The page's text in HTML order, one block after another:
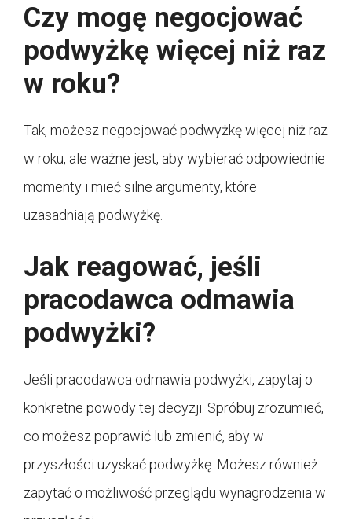
Czy mogę negocjować
podwyżkę więcej niż raz
w roku?
Tak, możesz negocjować podwyżkę więcej niż raz
w roku, ale ważne jest, aby wybierać odpowiednie
momenty i mieć silne argumenty, które
uzasadniają podwyżkę.
Jak reagować, jeśli
pracodawca odmawia
podwyżki?
Jeśli pracodawca odmawia podwyżki, zapytaj o
konkretne powody tej decyzji. Spróbuj zrozumieć,
co możesz poprawić lub zmienić, aby w
przyszłości uzyskać podwyżkę. Możesz również
zapytać o możliwość przeglądu wynagrodzenia w